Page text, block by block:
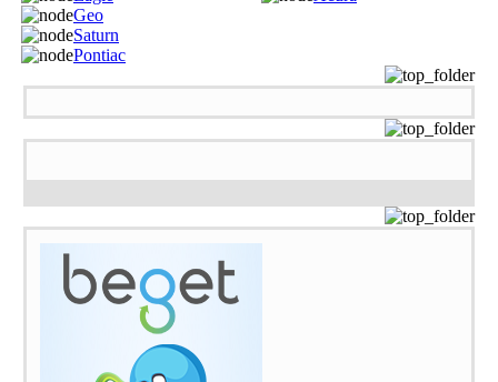
Geo
Saturn
Pontiac